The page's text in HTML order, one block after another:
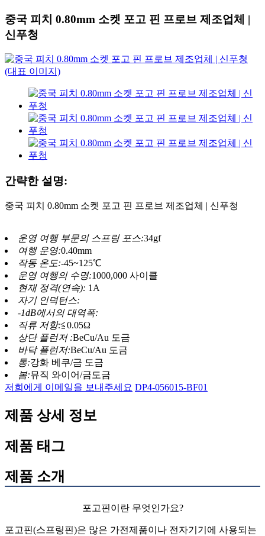
중국 피치 0.80mm 소켓 포고 핀 프로브 제조업체 |
신푸청
간략한 설명:
중국 피치 0.80mm 소켓 포고 핀 프로브 제조업체 | 신푸청
운영 여행 부문의 스프링 포스:34gf
여행 운영:0.40mm
작동 온도:-45~125℃
운영 여행의 수명:1000,000 사이클
현재 정격(연속): 1A
자기 인덕턴스:
-1dB에서의 대역폭:
직류 저항:≦0.05Ω
상단 플런저 :BeCu/Au 도금
바닥 플런저:BeCu/Au 도금
통:강화 베쿠/금 도금
봄:뮤직 와이어/금도금
저희에게 이메일을 보내주세요 DP4-056015-BF01
제품 상세 정보
제품 태그
제품 소개
포고핀이란 무엇인가요?
포고핀(스프링핀)은 많은 가전제품이나 전자기기에 사용되는